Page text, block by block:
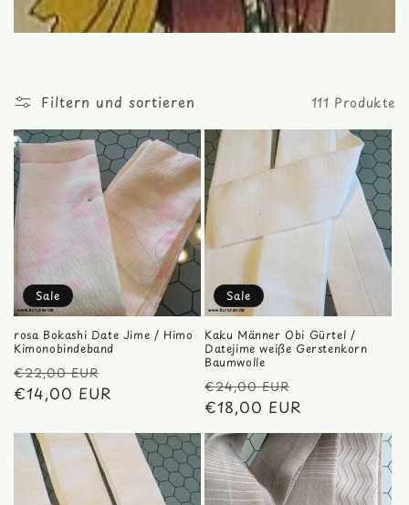
Filtern und sortieren 111 Produkte
Sale
rosa Bokashi Date Jime / Himo
Kimonobindeband
Normaler
Preis
€22,00 EUR
Verkaufspreis
€14,00 EUR
Sale
Kaku Männer Obi Gürtel /
Datejime weiße Gerstenkorn
Baumwolle
Normaler
Preis
€24,00 EUR
€18,00 EUR